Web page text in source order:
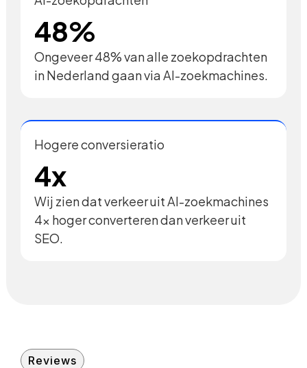
48%
Ongeveer 48% van alle zoekopdrachten
in Nederland gaan via AI-zoekmachines.
Hogere conversieratio
4x
Wij zien dat verkeer uit AI-zoekmachines
4x hoger converteren dan verkeer uit
SEO.
Reviews